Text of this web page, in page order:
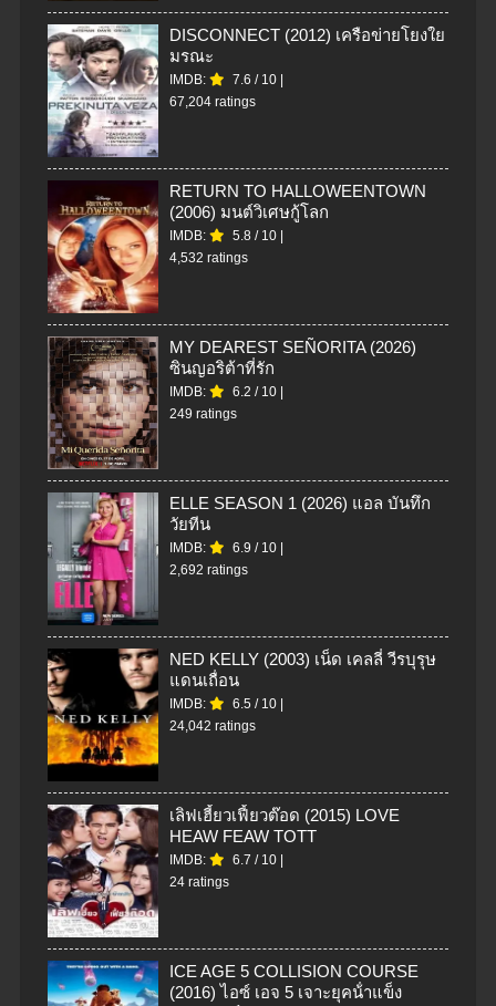
DISCONNECT (2012) เครือข่ายโยงใย
มรณะ
IMDB: 7.6 / 10 |
67,204 ratings
RETURN TO HALLOWEENTOWN
(2006) มนต์วิเศษกู้โลก
IMDB: 5.8 / 10 |
4,532 ratings
MY DEAREST SEÑORITA (2026)
ซินญอริต้าที่รัก
IMDB: 6.2 / 10 |
249 ratings
ELLE SEASON 1 (2026) แอล บันทึก
วัยทีน
IMDB: 6.9 / 10 |
2,692 ratings
NED KELLY (2003) เน็ด เคลลี่ วีรบุรุษ
แดนเถื่อน
IMDB: 6.5 / 10 |
24,042 ratings
เลิฟเฮี้ยวเฟี้ยวต๊อด (2015) LOVE
HEAW FEAW TOTT
IMDB: 6.7 / 10 |
24 ratings
ICE AGE 5 COLLISION COURSE
(2016) ไอซ์ เอจ 5 เจาะยุคน้ําแข็ง